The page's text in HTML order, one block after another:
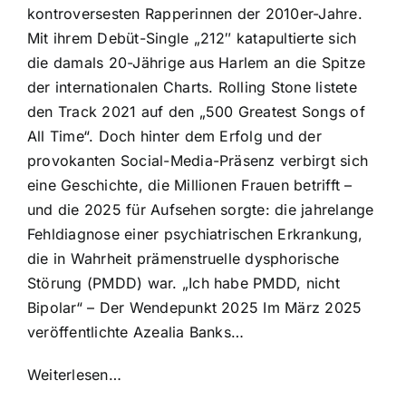
kontroversesten Rapperinnen der 2010er-Jahre.
Mit ihrem Debüt-Single „212″ katapultierte sich
die damals 20-Jährige aus Harlem an die Spitze
der internationalen Charts. Rolling Stone listete
den Track 2021 auf den „500 Greatest Songs of
All Time“. Doch hinter dem Erfolg und der
provokanten Social-Media-Präsenz verbirgt sich
eine Geschichte, die Millionen Frauen betrifft –
und die 2025 für Aufsehen sorgte: die jahrelange
Fehldiagnose einer psychiatrischen Erkrankung,
die in Wahrheit prämenstruelle dysphorische
Störung (PMDD) war. „Ich habe PMDD, nicht
Bipolar“ – Der Wendepunkt 2025 Im März 2025
veröffentlichte Azealia Banks…
Weiterlesen…